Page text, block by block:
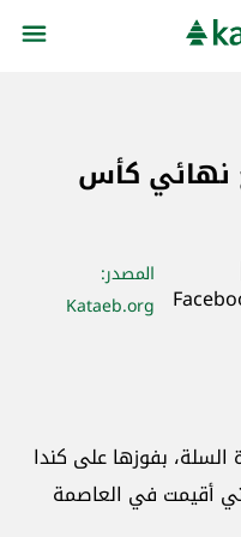
نهائي كأس
المصدر:
Kataeb.org
بفوزها على كندا
أقيمت في العاصمة